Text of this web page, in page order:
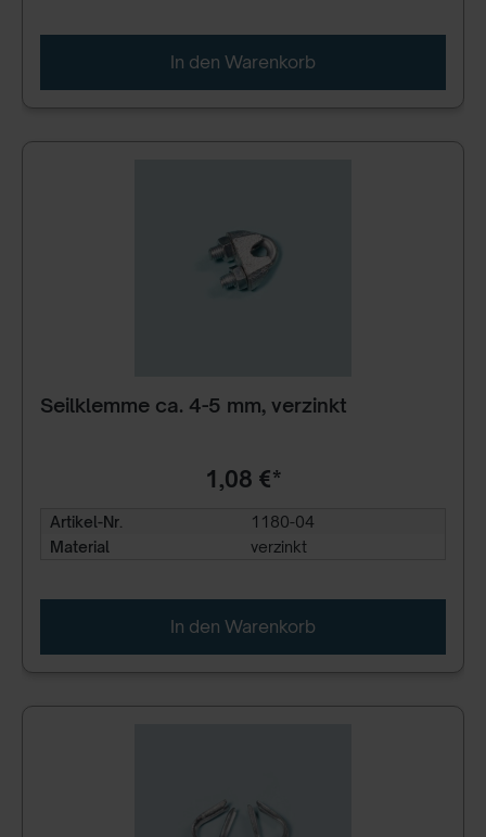
In den Warenkorb
Seilklemme ca. 4-5 mm, verzinkt
1,08 €*
Artikel-Nr.
1180-04
Material
verzinkt
In den Warenkorb